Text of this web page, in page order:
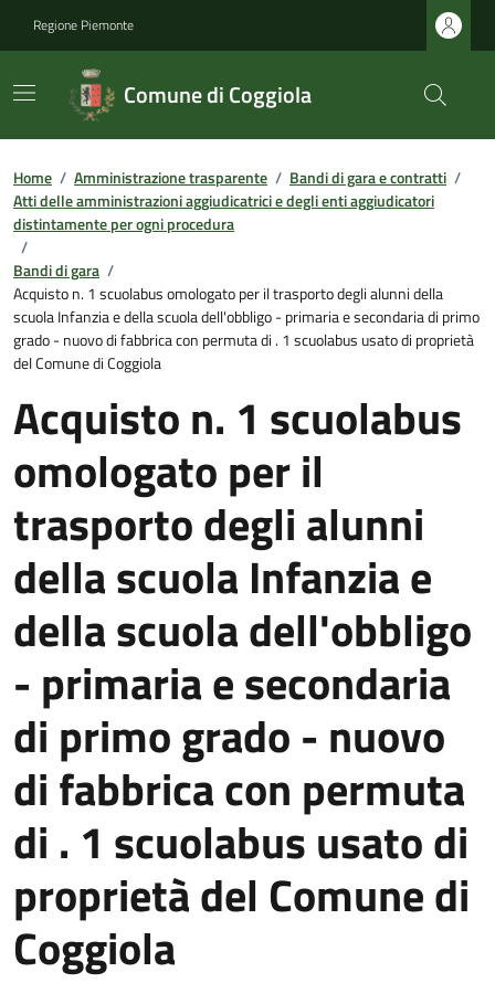
Regione Piemonte
Comune di Coggiola
Home / Amministrazione trasparente / Bandi di gara e contratti /
Atti delle amministrazioni aggiudicatrici e degli enti aggiudicatori
distintamente per ogni procedura
/
Bandi di gara /
Acquisto n. 1 scuolabus omologato per il trasporto degli alunni della
scuola Infanzia e della scuola dell'obbligo - primaria e secondaria di primo
grado - nuovo di fabbrica con permuta di . 1 scuolabus usato di proprietà
del Comune di Coggiola
Acquisto n. 1 scuolabus
omologato per il
trasporto degli alunni
della scuola Infanzia e
della scuola dell'obbligo
- primaria e secondaria
di primo grado - nuovo
di fabbrica con permuta
di . 1 scuolabus usato di
proprietà del Comune di
Coggiola